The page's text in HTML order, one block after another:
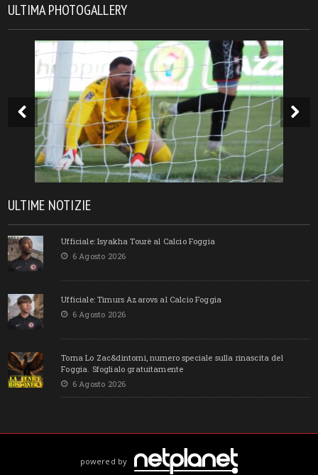
ULTIMA PHOTOGALLERY
ULTIME NOTIZIE
Ufficiale: Isyakha Tourè al Calcio Foggia
6 Agosto 2026
Ufficiale: Timurs Azarovs al Calcio Foggia
6 Agosto 2026
Torna Lo Zac&dintorni, numero speciale sulla rinascita del
Foggia. Sfoglialo gratuitamente
6 Agosto 2026
powered by